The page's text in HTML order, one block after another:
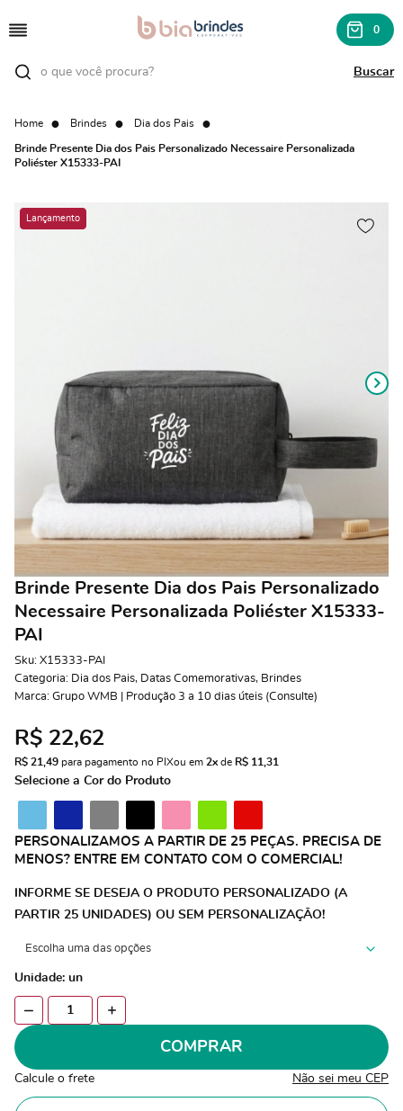
0
Home Brindes Dia dos Pais
Brinde Presente Dia dos Pais Personalizado Necessaire Personalizada
Poliéster X15333-PAI
Brinde Presente Dia dos Pais Personalizado
Necessaire Personalizada Poliéster X15333-
PAI
Sku: X15333-PAI
Categoria: Dia dos Pais, Datas Comemorativas, Brindes
Marca: Grupo WMB | Produção 3 a 10 dias úteis (Consulte)
R$ 22,62
R$ 21,49 para pagamento no PIXou em 2x de R$ 11,31
Selecione a Cor do Produto
PERSONALIZAMOS A PARTIR DE 25 PEÇAS. PRECISA DE
MENOS? ENTRE EM CONTATO COM O COMERCIAL!
INFORME SE DESEJA O PRODUTO PERSONALIZADO (A
PARTIR 25 UNIDADES) OU SEM PERSONALIZAÇÃO!
Unidade: un
COMPRAR
Calcule o frete Não sei meu CEP
Lançamento